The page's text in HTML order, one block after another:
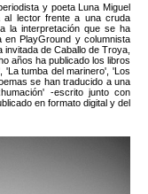
y poeta Luna Miguel
al lector frente a una cruda
la interpretación que se ha
en PlayGround y columnista
de Caballo de Troya,
años ha publicado los libros
tumba del marinero', 'Los
se han traducido a una
-escrito junto con
en formato digital y del